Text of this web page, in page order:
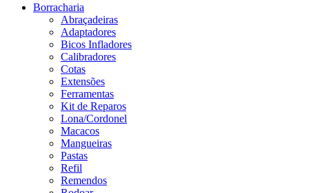
Borracharia
Abraçadeiras
Adaptadores
Bicos Infladores
Calibradores
Cotas
Extensões
Ferramentas
Kit de Reparos
Lona/Cordonel
Macacos
Mangueiras
Pastas
Refil
Remendos